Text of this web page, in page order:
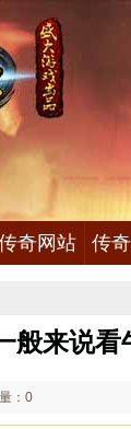
奇网站 传
般来说
：0